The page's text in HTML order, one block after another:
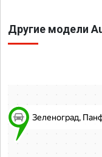
Другие модели